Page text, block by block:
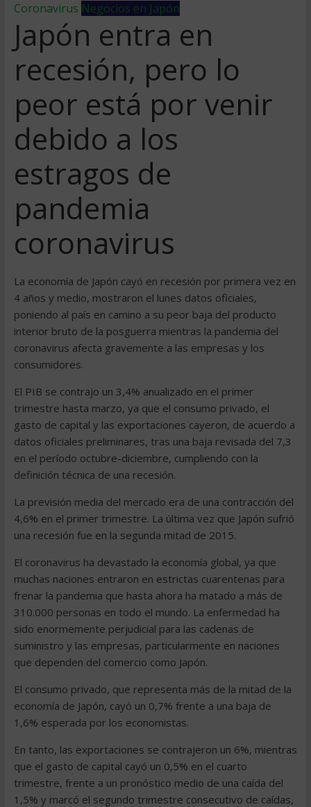
Coronavirus Negocios en Japón
Japón entra en
recesión, pero lo
peor está por venir
debido a los
estragos de
pandemia
coronavirus
La economía de Japón cayó en recesión por primera vez en
4 años y medio, mostraron el lunes datos oficiales,
poniendo al país en camino a su peor baja del producto
interior bruto de la posguerra mientras la pandemia del
coronavirus afecta gravemente a las empresas y los
consumidores.
El PIB se contrajo un 3,4% anualizado en el primer
trimestre hasta marzo, ya que el consumo privado, el
gasto de capital y las exportaciones cayeron, de acuerdo a
datos oficiales preliminares, tras una baja revisada del 7,3
en el período octubre-diciembre, cumpliendo con la
definición técnica de una recesión.
La previsión media del mercado era de una contracción del
4,6% en el primer trimestre. La última vez que Japón sufrió
una recesión fue en la segunda mitad de 2015.
El coronavirus ha devastado la economía global, ya que
muchas naciones entraron en estrictas cuarentenas para
frenar la pandemia que hasta ahora ha matado a más de
310.000 personas en todo el mundo. La enfermedad ha
sido enormemente perjudicial para las cadenas de
suministro y las empresas, particularmente en naciones
que dependen del comercio como Japón.
El consumo privado, que representa más de la mitad de la
economía de Japón, cayó un 0,7% frente a una baja de
1,6% esperada por los economistas.
En tanto, las exportaciones se contrajeron un 6%, mientras
que el gasto de capital cayó un 0,5% en el cuarto
trimestre, frente a un pronóstico medio de una caída del
1,5% y marcó el segundo trimestre consecutivo de caídas,